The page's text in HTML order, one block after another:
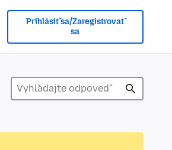
Prihlásiť sa/Zaregistrovať
sa